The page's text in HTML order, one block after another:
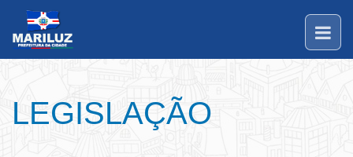
LEGISLAÇÃO